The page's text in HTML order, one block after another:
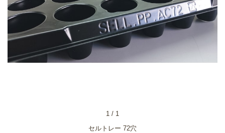
セルトレー 72穴
1 / 1